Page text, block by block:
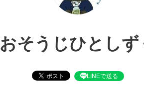
おそうじひとしず
LINEで送る